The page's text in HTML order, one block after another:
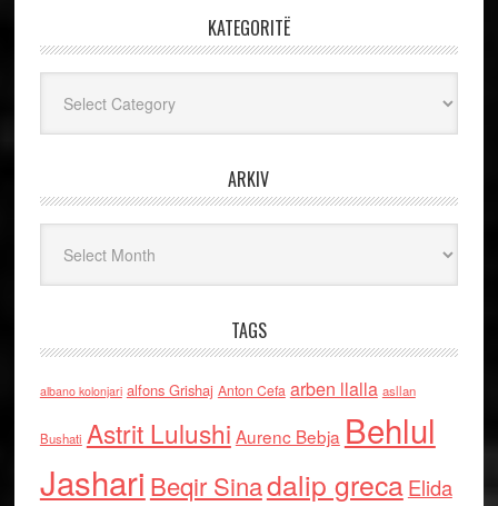
KATEGORITË
ARKIV
TAGS
albano kolonjari alfons Grishaj Anton Cefa arben llalla asllan
Bushati Astrit Lulushi Aurenc Bebja Behlul
Jashari Beqir Sinadalip grecaElida